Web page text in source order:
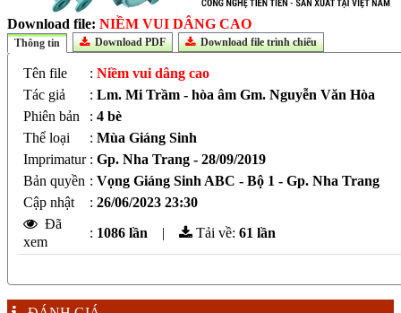
Download file: NIỀM VUI DÂNG CAO
Thông tin Download PDF Download file trình chiếu
Tên file : Niềm vui dâng cao
Tác giả
: Lm. Mi Trầm - hòa âm Gm. Nguyễn Văn Hòa
Phiên bản
: 4 bè
Thể loại
: Mùa Giáng Sinh
Imprimatur : Gp. Nha Trang - 28/09/2019
Bản quyền : Vọng Giáng Sinh ABC - Bộ 1 - Gp. Nha Trang
Cập nhật
: 26/06/2023 23:30
Đã
xem
: 1086 lần Tải về: 61 lần